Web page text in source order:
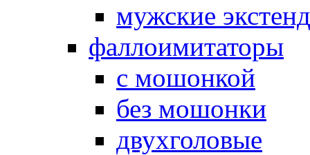
мужские
фаллоимитаторы
с мошонкой
без мошонки
двухголовые